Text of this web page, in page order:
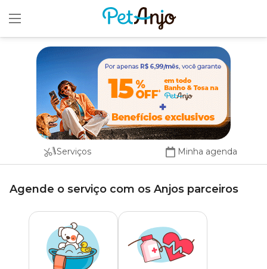
Serviços Minha agenda
Agende o serviço com os Anjos parceiros